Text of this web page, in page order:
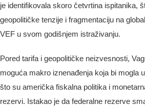
je identifikovala skoro četvrtina ispitanika,
geopolitičke tenzije i fragmentaciju na
VEF u svom godišnjem istraživanju.
Pored tarifa i geopolitičke neizvesnosti,
moguća makro iznenađenja koja bi mogla
što su američka fiskalna politika i
rezervi. Istakao je da federalne rezerve